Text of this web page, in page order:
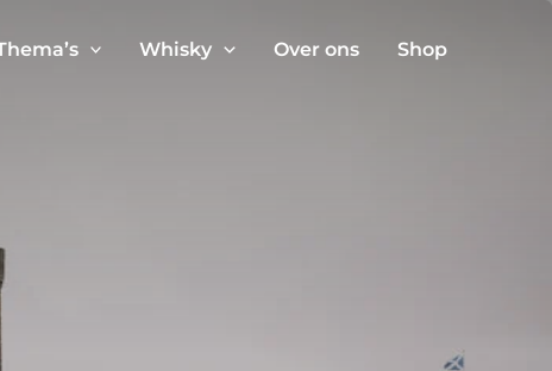
Whisky Over ons Shop